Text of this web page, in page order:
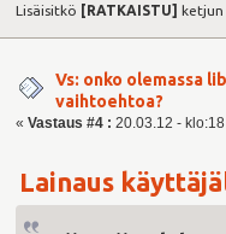
Lisäisitkö [RATKAISTU] ketjun
Vs: onko olemassa
vaihtoehtoa?
« Vastaus #4 : 20.03.12 -
Lainaus